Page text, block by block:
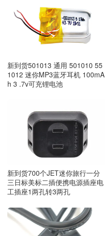
新到货501013 通用 501010 55
1012 迷你MP3蓝牙耳机 100mA
h 3 .7v可充锂电池
新到货700个JET迷你旅行一分
三日标美标二插便携电源插座电
工插座1两孔转3两孔